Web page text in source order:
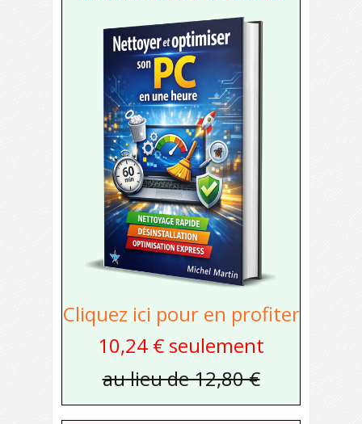
Cliquez ici pour en profiter
10,24 € seulement
au lieu de 12,80 €